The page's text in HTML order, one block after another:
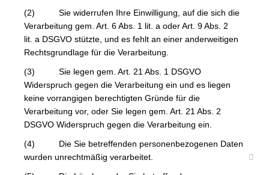
(2) Sie widerrufen Ihre Einwilligung, auf die sich die
Verarbeitung gem. Art. 6 Abs. 1 lit. a oder Art. 9 Abs. 2
lit. a DSGVO stützte, und es fehlt an einer anderweitigen
Rechtsgrundlage für die Verarbeitung.
(3) Sie legen gem. Art. 21 Abs. 1 DSGVO
Widerspruch gegen die Verarbeitung ein und es liegen
keine vorrangigen berechtigten Gründe für die
Verarbeitung vor, oder Sie legen gem. Art. 21 Abs. 2
DSGVO Widerspruch gegen die Verarbeitung ein.
(4) Die Sie betreffenden personenbezogenen Daten
wurden unrechtmäßig verarbeitet.